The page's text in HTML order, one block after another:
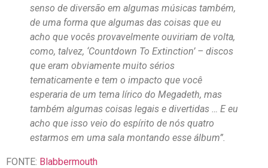
senso de diversão em algumas músicas também,
de uma forma que algumas das coisas que eu
acho que vocês provavelmente ouviriam de volta,
como, talvez, ‘Countdown To Extinction’ – discos
que eram obviamente muito sérios
tematicamente e tem o impacto que você
esperaria de um tema lírico do Megadeth, mas
também algumas coisas legais e divertidas … E eu
acho que isso veio do espírito de nós quatro
estarmos em uma sala montando esse álbum”.
FONTE: Blabbermouth